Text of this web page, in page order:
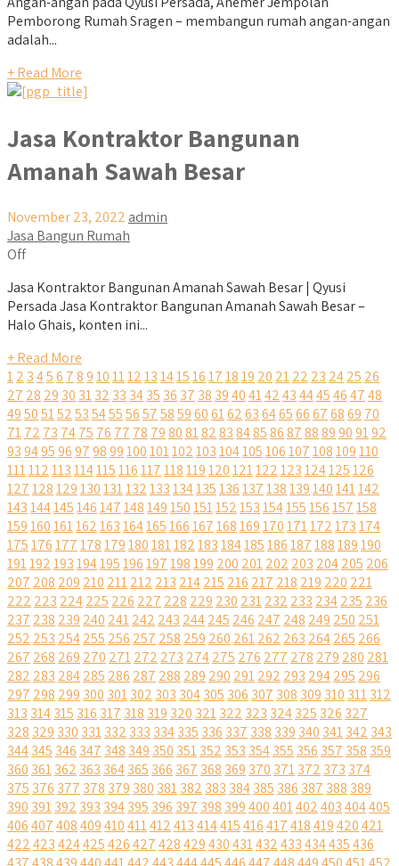
Pemborong Rumah Sragen – membangun rumah angan-angan
adalah...
+ Read More
Jasa Kontraktor Bangunan
Amanah Sawah Besar
November 23, 2022 admin
Jasa Bangun Rumah
Off
Jasa Kontraktor Bangunan Amanah Sawah Besar | Qyusi
Persada Jasa Kontraktor Bangunan Amanah Sawah Besar –
Halo Ghais, konten ini...
+ Read More
12 3456 78910111213141516171819 20 2122 23 2425 26
27 28 29 30 3132 33 3435 36 37 38 39404142434445464748
495051525354555657585960616263646566676869 70
7172 73 7475 76 77 78 7980818283848586878889909192
93949596979899100101102103104105106107108109110
111112113114115116117118119120121122123124125126
127128129130131132133134135136137138139140141142
143144145146147148149150151152153154155156157158
159160161162163164165166167168169170171172173174
175176177178179180181182183184185186187188189190
191192193194195196197198199 200 201202 203 204205 206
207 208 209 210 211212 213 214215 216 217 218 219 220 221
222 223 224225 226 227 228 229 230 231232 233 234235 236
237 238 239 240 241242 243 244245 246 247 248 249 250 251
252 253 254255 256 257 258 259 260 261262 263 264265 266
267 268 269 270 271272 273 274275 276 277 278 279 280 281
282 283 284285 286 287 288 289 290 291292 293 294295 296
297 298 299 300 301302 303 304305 306 307 308 309 310 311312
313 314315 316 317 318 319 320 321322 323 324325 326 327
328 329 330 331332 333 334335 336 337 338 339 340 341342 343
344345 346 347 348 349 350 351352 353 354355 356 357 358 359
360 361362 363 364365 366 367 368 369 370 371372 373 374
375 376 377 378 379 380 381382 383 384385 386 387 388 389
390 391392 393 394395 396 397 398 399400401402403404405
406407408409410411412413414415416417418419420421
422423424425426427428429430431432433434435436